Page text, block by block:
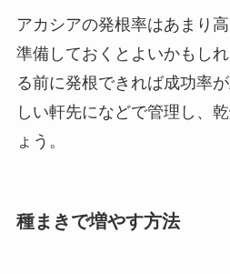
アカシアの発根率はあまり
準備しておくとよいかもし
る前に発根できれば成功率
しい軒先になどで管理し、
ょう。
種まきで増やす方法